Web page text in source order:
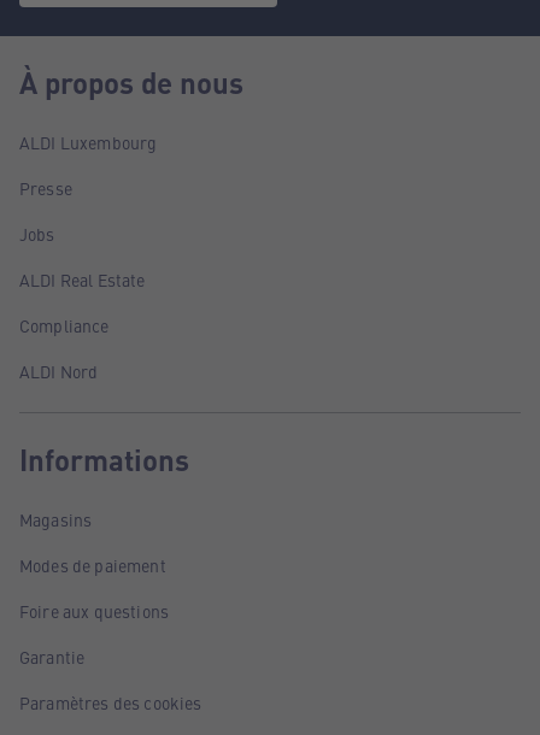
À propos de nous
ALDI Luxembourg
Presse
Jobs
ALDI Real Estate
Compliance
ALDI Nord
Informations
Magasins
Modes de paiement
Foire aux questions
Garantie
Paramètres des cookies